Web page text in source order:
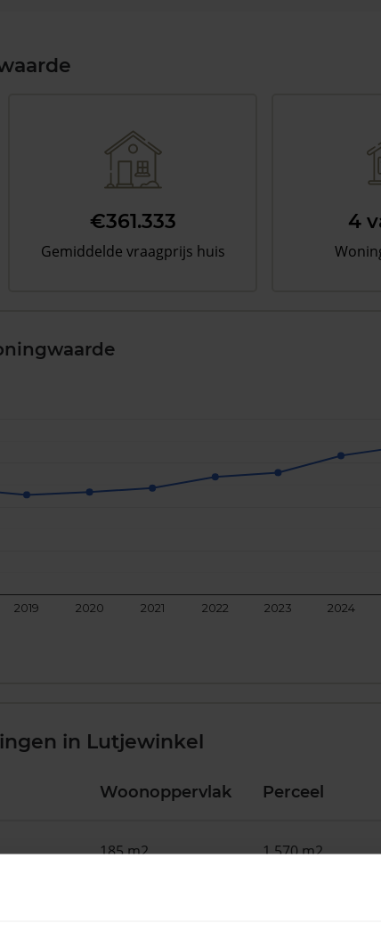
€361.333
Gemiddelde vraagprijs huis
4
2019 2020 2021 2022 2023 2024
in Lutjewinkel
Woonoppervlak Perceel
185 m2 1.570 m2